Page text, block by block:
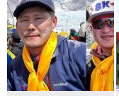
ҮЙЛДВЭРИЙН
ЭРГЭН
ТОЙРОНД
ХАВРЫН
ЧУУЛГАНЫ